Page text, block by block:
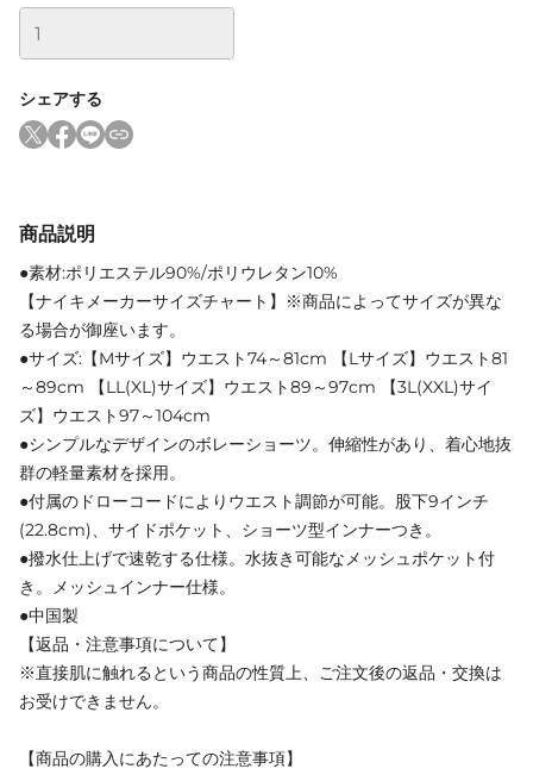
シェアする
商品説明
●素材:ポリエステル90%/ポリウレタン10%
【ナイキメーカーサイズチャート】※商品によってサイズが異な
る場合が御座います。
●サイズ:【Mサイズ】ウエスト74～81cm 【Lサイズ】ウエスト81
～89cm 【LL(XL)サイズ】ウエスト89～97cm 【3L(XXL)サイ
ズ】ウエスト97～104cm
●シンプルなデザインのボレーショーツ。伸縮性があり、着心地抜
群の軽量素材を採用。
●付属のドローコードによりウエスト調節が可能。股下9インチ
(22.8cm)、サイドポケット、ショーツ型インナーつき。
●撥水仕上げで速乾する仕様。水抜き可能なメッシュポケット付
き。メッシュインナー仕様。
●中国製
【返品・注意事項について】
※直接肌に触れるという商品の性質上、ご注文後の返品・交換は
お受けできません。
【商品の購入にあたっての注意事項】